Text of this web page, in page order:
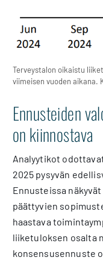
Terveystalon oikaistu
viimeisen vuoden aikana.
Ennusteiden
on kiinnostava
Analyytikot
2025 pysyvän
Ennusteissa
päättyvien
haastava
liiketuloksen osalta
konsensusennuste